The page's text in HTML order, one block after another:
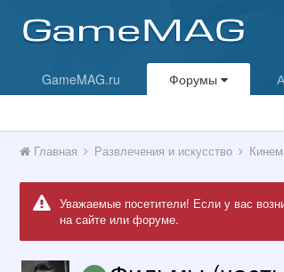
GameMAG.ru Форумы
Главная Развлечения и искусство
Уважаемые посетители! Если у вас
на сайте или форуме.